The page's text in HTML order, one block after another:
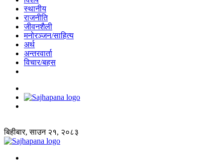
स्थानीय
राजनीति
जीवनशैली
मनोरञ्जन/साहित्य
अर्थ
अन्तरवार्ता
विचार/बहस
बिहीबार, साउन २१, २०८३